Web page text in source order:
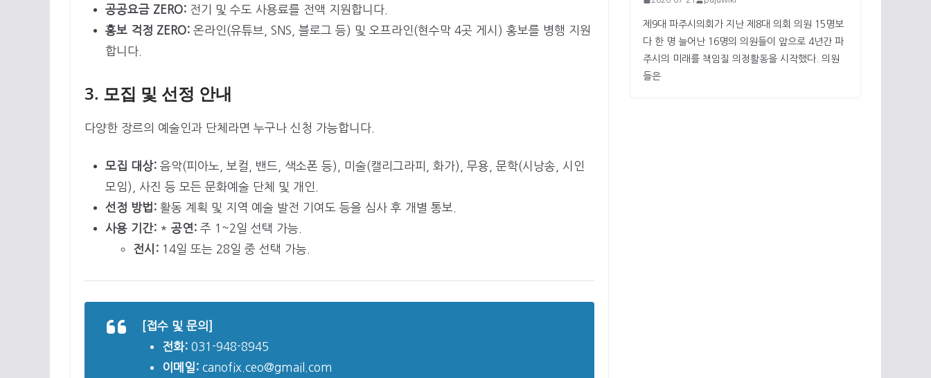
공공요금 ZERO: 전기 및 수도 사용료를 전액 지원합니다.
홍보 걱정 ZERO: 온라인(유튜브, SNS, 블로그 등) 및 오프라인(현수막 4곳 게시) 홍보를 병행 지원
합니다.
3. 모집 및 선정 안내
다양한 장르의 예술인과 단체라면 누구나 신청 가능합니다.
모집 대상: 음악(피아노, 보컬, 밴드, 색소폰 등), 미술(캘리그라피, 화가), 무용, 문학(시낭송, 시인
모임), 사진 등 모든 문화예술 단체 및 개인.
선정 방법: 활동 계획 및 지역 예술 발전 기여도 등을 심사 후 개별 통보.
사용 기간: * 공연: 주 1~2일 선택 가능.
전시: 14일 또는 28일 중 선택 가능.
[접수 및 문의]
전화: 031-948-8945
이메일: canofix.ceo@gmail.com
제9대 파주시의회가 지난 제8대 의회 의원 15명보
다 한 명 늘어난 16명의 의원들이 앞으로 4년간 파
주시의 미래를 책임질 의정활동을 시작했다. 의원
들은